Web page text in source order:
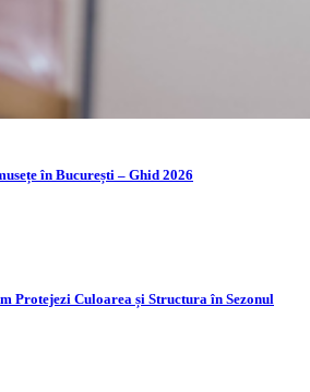
în București – Ghid 2026
Protejezi Culoarea și Structura în Sezonul